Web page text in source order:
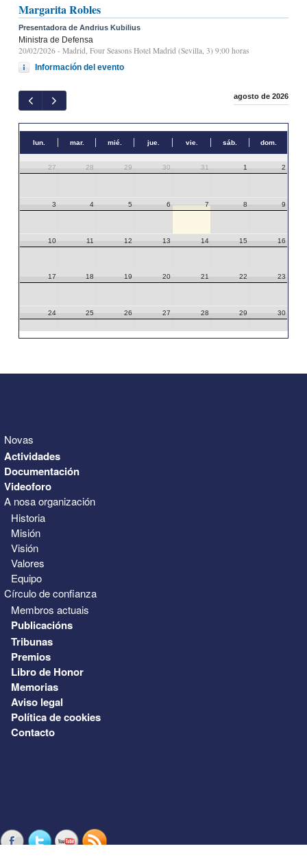
Margarita Robles
Presentadora de Andrius Kubilius
Ministra de Defensa
20/02/2026 - Madrid, Four Seasons Hotel Madrid (Sevilla, 3) 9:00 horas
Información del evento
agosto de 2026
lun. mar. mié. jue. vie. sáb. dom.
27 28 29 30 31 1 2
3 4 5 6 7 8 9
10 11 12 13 14 15 16
17 18 19 20 21 22 23
24 25 26 27 28 29 30
Novas
Actividades
Documentación
Videoforo
A nosa organización
Historia
Misión
Visión
Valores
Equipo
Círculo de confianza
Membros actuais
Publicacións
Tribunas
Premios
Libro de Honor
Memorias
Aviso legal
Política de cookies
Contacto